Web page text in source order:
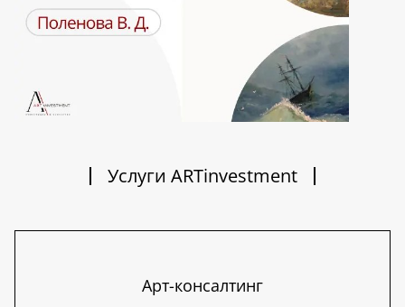
Услуги ARTinvestment
Арт-консалтинг